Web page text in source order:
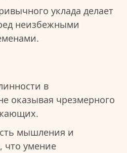
уклада делает
неизбежными
в
оказывая чрезмерного
мышления и
что умение